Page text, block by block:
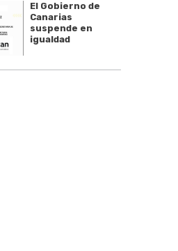
El Gobierno de
Canarias
suspende en
igualdad